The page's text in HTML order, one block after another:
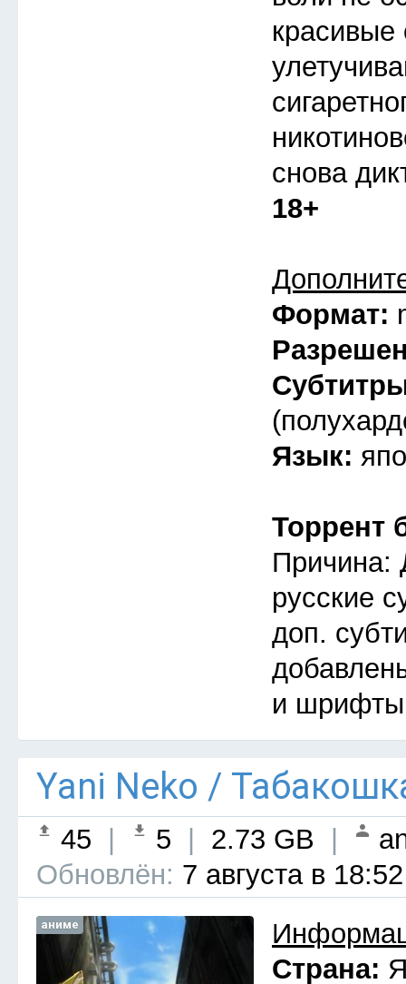
снова
18+
Формат:
Язык:
Торрент
Причина:
русские
доп.
и
Yani Neko /
45 5 2.73 GB
Обновлён: 7 августа в 18:52
аниме
Страна: